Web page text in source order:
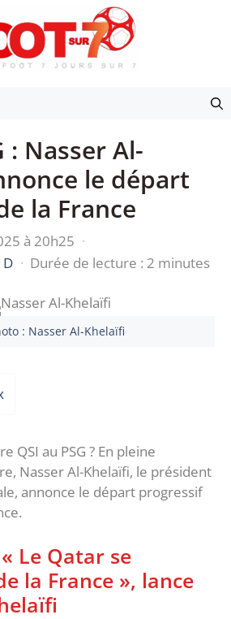
: Nasser Al-
le départ
la France
à 20h25 ·
D · Durée de lecture : 2 minutes
: Nasser Al-Khelaïfi
QSI au PSG ? En pleine
Nasser Al-Khelaïfi, le président
annonce le départ progressif
Le Qatar se
la France », lance